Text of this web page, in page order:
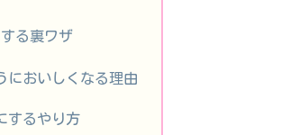
る裏ワザ
においしくなる理由
するやり方